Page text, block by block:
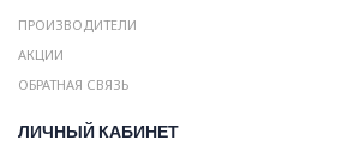
ПРОИЗВОДИТЕЛИ
АКЦИИ
ОБРАТНАЯ СВЯЗЬ
ЛИЧНЫЙ КАБИНЕТ